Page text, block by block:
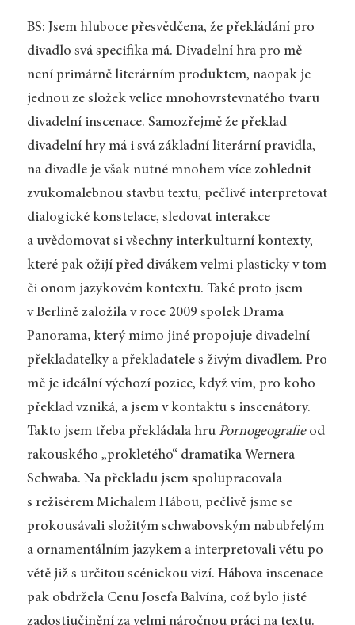
BS: Jsem hluboce přesvědčena, že překládání pro
divadlo svá specifika má. Divadelní hra pro mě
není primárně literárním produktem, naopak je
jednou ze složek velice mnohovrstevnatého tvaru
divadelní inscenace. Samozřejmě že překlad
divadelní hry má i svá základní literární pravidla,
na divadle je však nutné mnohem více zohlednit
zvukomalebnou stavbu textu, pečlivě interpretovat
dialogické konstelace, sledovat interakce
a uvědomovat si všechny interkulturní kontexty,
které pak ožijí před divákem velmi plasticky v tom
či onom jazykovém kontextu. Také proto jsem
v Berlíně založila v roce 2009 spolek Drama
Panorama, který mimo jiné propojuje divadelní
překladatelky a překladatele s živým divadlem. Pro
mě je ideální výchozí pozice, když vím, pro koho
překlad vzniká, a jsem v kontaktu s inscenátory.
Takto jsem třeba překládala hru Pornogeografieod
rakouského „prokletého“ dramatika Wernera
Schwaba. Na překladu jsem spolupracovala
s režisérem Michalem Hábou, pečlivě jsme se
prokousávali složitým schwabovským nabubřelým
a ornamentálním jazykem a interpretovali větu po
větě již s určitou scénickou vizí. Hábova inscenace
pak obdržela Cenu Josefa Balvína, což bylo jisté
zadostiučinění za velmi náročnou práci na textu.